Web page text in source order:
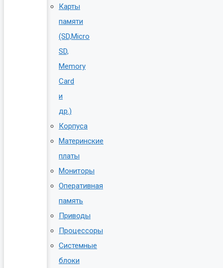
Карты
памяти
(SD,Micro
SD,
Memory
Card
и
др.)
Корпуса
Материнские
платы
Мониторы
Оперативная
память
Приводы
Процессоры
Системные
блоки